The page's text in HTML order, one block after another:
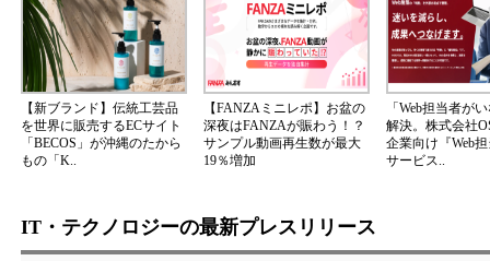
【新ブランド】伝統工芸品
を世界に販売するECサイト
「BECOS」が沖縄のたから
もの「K..
【FANZAミニレポ】お盆の
深夜はFANZAが賑わう！？
サンプル動画再生数が最大
19％増加
「Web担当者が
解決。株式会社
企業向け『Web
サービス..
IT・テクノロジーの最新プレスリリース